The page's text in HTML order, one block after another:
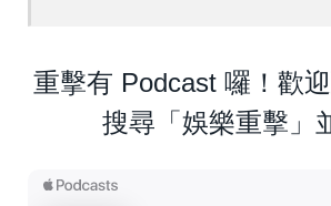
重擊有 Podcast 囉！歡
搜尋「娛樂重擊」